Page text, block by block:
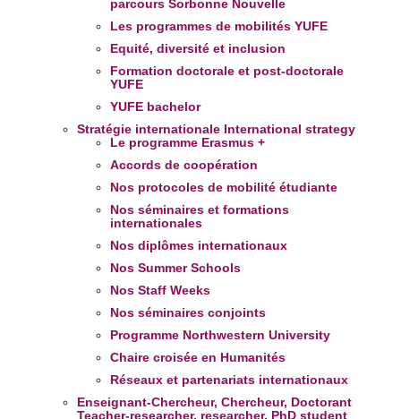
parcours Sorbonne Nouvelle
Les programmes de mobilités YUFE
Equité, diversité et inclusion
Formation doctorale et post-doctorale
YUFE
YUFE bachelor
Stratégie internationale International strategy
Le programme Erasmus +
Accords de coopération
Nos protocoles de mobilité étudiante
Nos séminaires et formations
internationales
Nos diplômes internationaux
Nos Summer Schools
Nos Staff Weeks
Nos séminaires conjoints
Programme Northwestern University
Chaire croisée en Humanités
Réseaux et partenariats internationaux
Enseignant-Chercheur, Chercheur, Doctorant
Teacher-researcher, researcher, PhD student